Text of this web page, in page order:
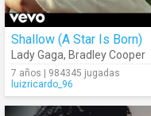
Shallow (A Star Is Born)
Lady Gaga, Bradley Cooper
7 años | 984345 jugadas
luizricardo_96